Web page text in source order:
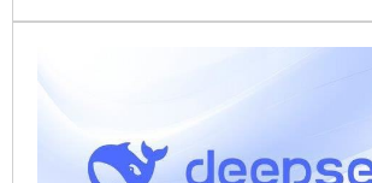
合與先進封裝等技術，力拚十年內將
百倍。蔡力行呼籲，這項突破是確保
化，並維持AI革命長期發展的關鍵，挑